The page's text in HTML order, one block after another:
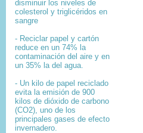
disminuir los niveles de
colesterol y triglicéridos en
sangre
- Reciclar papel y cartón
reduce en un 74% la
contaminación del aire y en
un 35% la del agua.
- Un kilo de papel reciclado
evita la emisión de 900
kilos de dióxido de carbono
(CO2), uno de los
principales gases de efecto
invernadero.